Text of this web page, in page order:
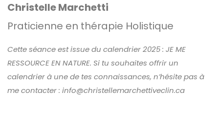
Christelle Marchetti
Praticienne en thérapie Holistique
Cette séance est issue du calendrier 2025 : JE ME
RESSOURCE EN NATURE. Si tu souhaites offrir un
calendrier à une de tes connaissances, n’hésite pas à
me contacter : info@christellemarchettiveclin.ca